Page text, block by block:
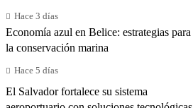
Hace 3 días
Economía azul en Belice: estrategias para
la conservación marina
Hace 5 días
El Salvador fortalece su sistema